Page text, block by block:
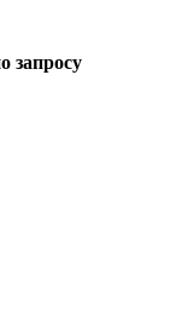
запросу